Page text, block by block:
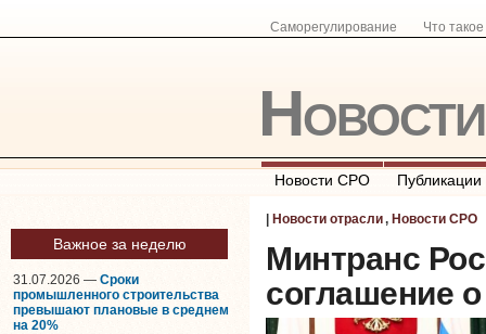
Саморегулирование Что
Новости СРО Публикации
Важное за неделю
31.07.2026 — Сроки
промышленного строительства
превышают плановые в среднем
на 20%
Новости отрасли, Новости СРО
Минтранс
соглашение